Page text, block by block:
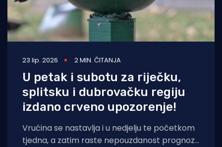
23 lip. 2026 2 MIN. ČITANJA
U petak i subotu za riječku,
splitsku i dubrovačku regiju
izdano crveno upozorenje!
Vrućina se nastavlja i u nedjelju te početkom
tjedna, a zatim raste nepouzdanost prognoze